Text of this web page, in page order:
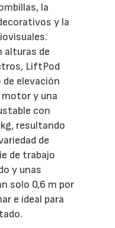
la
y la
alturas de
LiftPod
elevación
y una
con
resultando
de
de trabajo
y unas
solo 0,6 m por
e ideal para